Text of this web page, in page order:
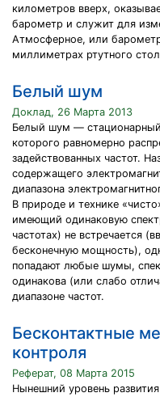
километров вверх,
барометр и служит для
Атмосферное, или
миллиметрах ртутного
Белый шум
Доклад, 26 Марта 2013
Белый шум —
которого равномерно
задействованных частот.
содержащего
диапазона
В природе и технике
имеющий одинаковую
частотах) не встречается
бесконечную мощность),
попадают любые шумы,
одинакова (или слабо
диапазоне частот.
Бесконтактные
контроля‎
Реферат, 08 Марта 2015
Нынешний уровень